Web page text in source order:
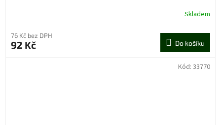
Skladem
76 Kč bez DPH
92 Kč Do košíku
Kód: 33770